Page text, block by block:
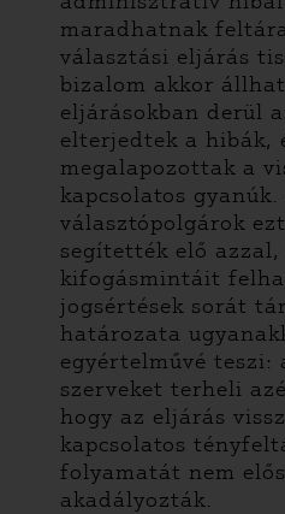
maradhatnak
választási eljárás
bizalom akkor
eljárásokban derül
elterjedtek a hibák,
megalapozottak a
kapcsolatos gyanúk.
választópolgárok
segítették elő azzal,
kifogásmintáit
jogsértések sorát
határozata
egyértelművé teszi:
szerveket terheli
hogy az eljárás
kapcsolatos
folyamatát nem
akadályozták.